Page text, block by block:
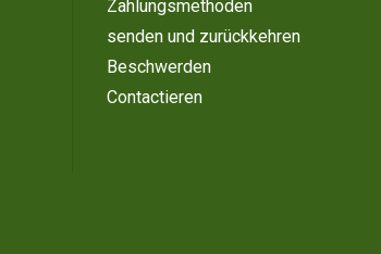
Zahlungsmethoden
senden und zurückkehren
Beschwerden
Contactieren